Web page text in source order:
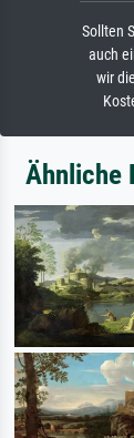
Sollten
auch
wir
Ähnliche